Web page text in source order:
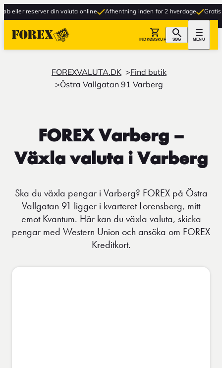
eller reserver din valuta online Afhentning inden for 2 hverdage Gratis
INDKØBSKURV SØG MENU
FOREXVALUTA.DK
Find butik
Östra Vallgatan 91 Varberg
FOREX Varberg –
Växla valuta i Varberg
Ska du växla pengar i Varberg? FOREX på Östra
Vallgatan 91 ligger i kvarteret Lorensberg, mitt
emot Kvantum. Här kan du växla valuta, skicka
pengar med Western Union och ansöka om FOREX
Kreditkort.